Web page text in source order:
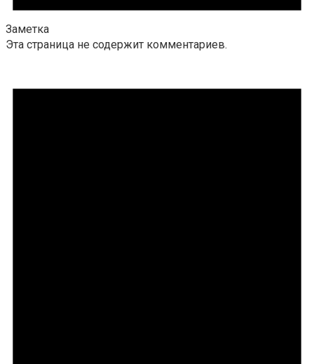
Заметка
Эта страница не содержит комментариев.